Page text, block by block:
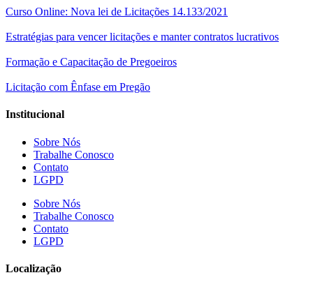
Curso Online: Nova lei de Licitações 14.133/2021
Estratégias para vencer licitações e manter contratos lucrativos
Formação e Capacitação de Pregoeiros
Licitação com Ênfase em Pregão
Institucional
Sobre Nós
Trabalhe Conosco
Contato
LGPD
Sobre Nós
Trabalhe Conosco
Contato
LGPD
Localização